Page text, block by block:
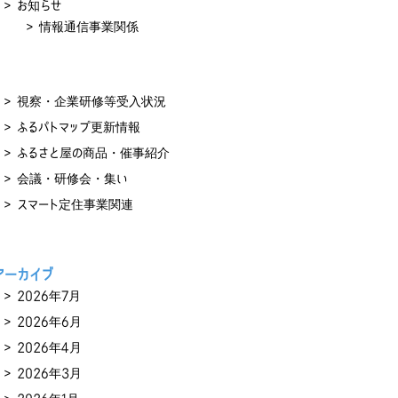
お知らせ
情報通信事業関係
視察・企業研修等受入状況
ふるパトマップ更新情報
ふるさと屋の商品・催事紹介
会議・研修会・集い
スマート定住事業関連
ーカイブ
2026年7月
2026年6月
2026年4月
2026年3月